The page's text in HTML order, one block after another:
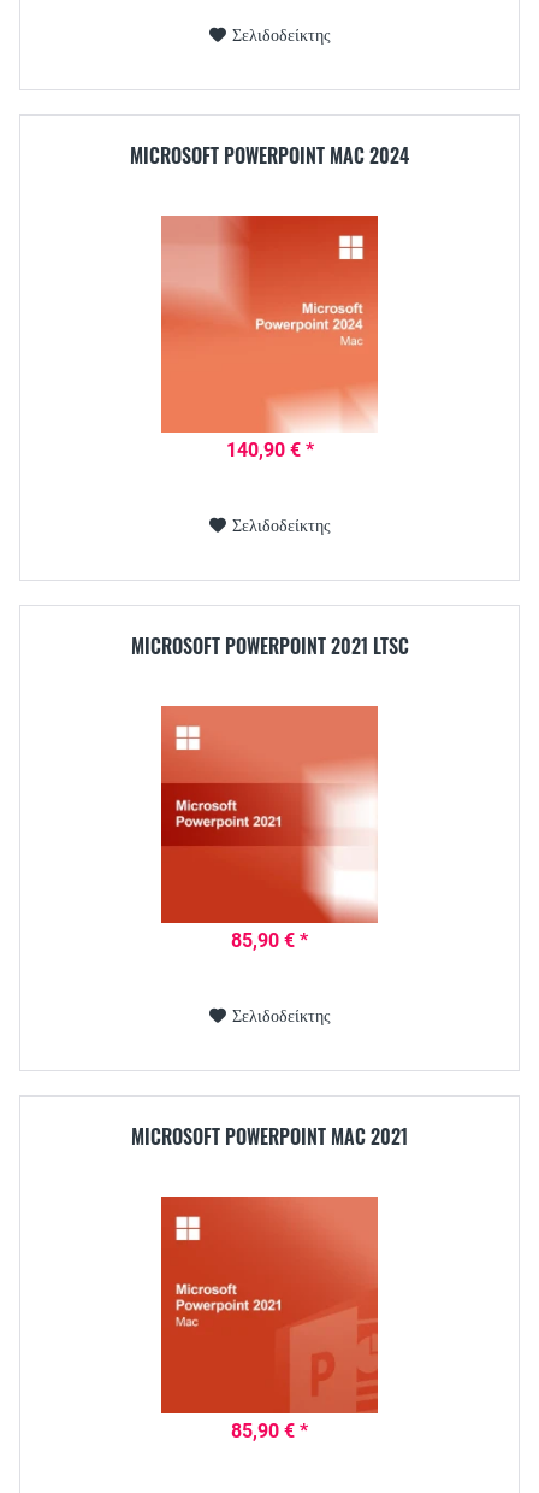
Σελιδοδείκτης
MICROSOFT POWERPOINT MAC 2024
140,90 € *
Σελιδοδείκτης
MICROSOFT POWERPOINT 2021 LTSC
85,90 € *
Σελιδοδείκτης
MICROSOFT POWERPOINT MAC 2021
85,90 € *